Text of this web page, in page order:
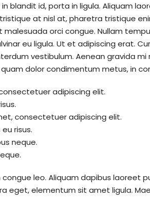
blandit id, porta in ligula. Aliquam
at nisl at, pharetra tristique
malesuada orci congue. Nullam
eu ligula. Ut et adipiscing erat.
vestibulum. Aenean gravida
dolor condimentum metus, in
adipiscing elit.
consectetuer adipiscing elit.
risus.
neque.
leo. Aliquam dapibus laoreet
eget, elementum sit amet ligula.